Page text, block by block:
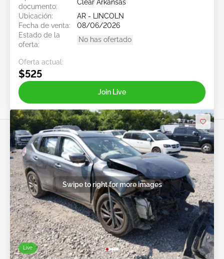
documento:
Clear Arkansas
Ubicación:
AR - LINCOLN
Fecha de venta:
08/06/2026
Estado de la
oferta:
No has ofertado
Oferta actual:
$525
Join Live
Live
Swipe to right for more images